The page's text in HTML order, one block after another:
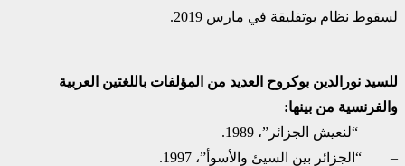
لسقوط نظام بوتفليقة في مارس 2019.
للسيد نورالدين بوكروح العديد من المؤلفات باللغتين العربية
والفرنسية من بينها:
– “لنعيش الجزائر”، 1989.
– “الجزائر بين السيئ والأسوأ”، 1997.